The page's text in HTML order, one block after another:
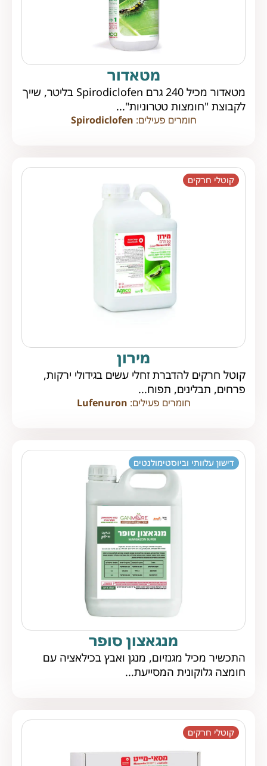
מטאדור
מטאדור מכיל 240 גרם Spirodiclofen בליטר, שייך
לקבוצת "חומצות טטרוניות"...
חומרים פעילים: Spirodiclofen
קוטלי חרקים
מירון
קוטל חרקים להדברת זחלי עשים בגידולי ירקות,
פרחים, תבלינים, תפוח...
חומרים פעילים: Lufenuron
דישון עלוותי וביוסטימולנטים
מנגאצון סופר
התכשיר מכיל מגנזיום, מנגן ואבץ בכילאציה עם
חומצה גלוקונית המסייעת...
קוטלי חרקים